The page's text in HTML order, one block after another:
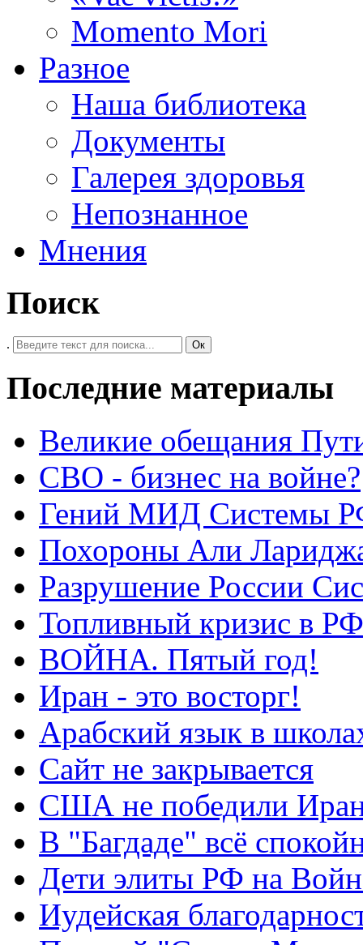
Momento Mori
Разное
Наша библиотека
Документы
Галерея здоровья
Непознанное
Мнения
Поиск
. Ок
Последние материалы
Великие обещания
СВО - бизнес на войне?
Гений МИД Системы
Похороны Али
Разрушение России
Топливный кризис в РФ
ВОЙНА. Пятый год!
Иран - это восторг!
Арабский язык в
Сайт не закрывается
США не победили
В "Багдаде" всё
Дети элиты РФ на
Иудейская